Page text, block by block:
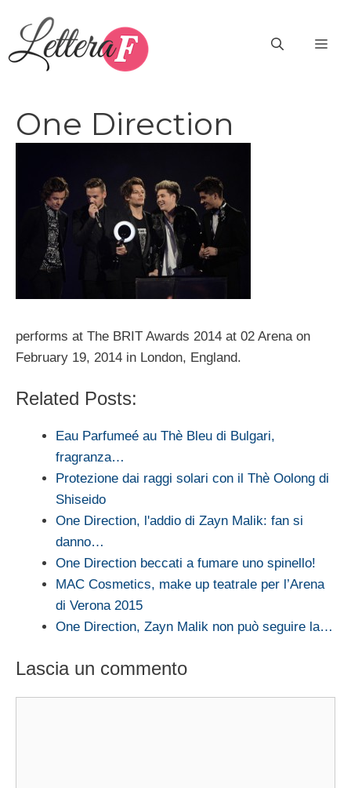
contenuto
One Direction
performs at The BRIT Awards 2014 at 02 Arena on
February 19, 2014 in London, England.
Related Posts:
Eau Parfumeé au Thè Bleu di Bulgari,
fragranza…
Protezione dai raggi solari con il Thè Oolong di
Shiseido
One Direction, l'addio di Zayn Malik: fan si
danno…
One Direction beccati a fumare uno spinello!
MAC Cosmetics, make up teatrale per l’Arena
di Verona 2015
One Direction, Zayn Malik non può seguire la…
Lascia un commento